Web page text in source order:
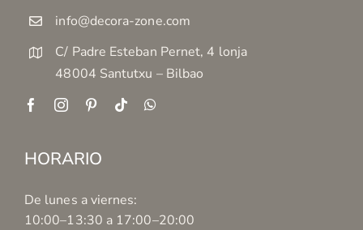
info@decora-zone.com
C/ Padre Esteban Pernet, 4 lonja
48004 Santutxu – Bilbao
HORARIO
De lunes a viernes:
10:00–13:30 a 17:00–20:00